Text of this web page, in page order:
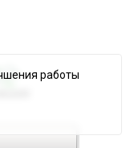
работы